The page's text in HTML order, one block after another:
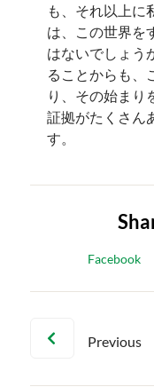
も、それ以上に
は、この世界を
はないでしょう
ることからも、
り、その始まり
証拠がたくさん
す。
Facebook
Previous